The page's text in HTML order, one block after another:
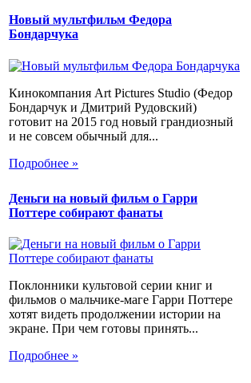
Новый мультфильм Федора
Бондарчука
Кинокомпания Art Pictures Studio (Федор
Бондарчук и Дмитрий Рудовский)
готовит на 2015 год новый грандиозный
и не совсем обычный для...
Подробнее »
Деньги на новый фильм о Гарри
Поттере собирают фанаты
Поклонники культовой серии книг и
фильмов о мальчике-маге Гарри Поттере
хотят видеть продолжении истории на
экране. При чем готовы принять...
Подробнее »